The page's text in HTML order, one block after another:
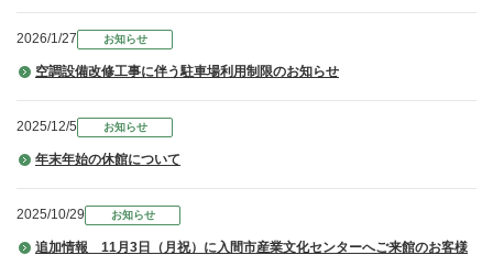
2026/1/27 お知らせ
空調設備改修工事に伴う駐車場利用制限のお知らせ
2025/12/5 お知らせ
年末年始の休館について
2025/10/29 お知らせ
追加情報 11月3日（月祝）に入間市産業文化センターへご来館のお客様